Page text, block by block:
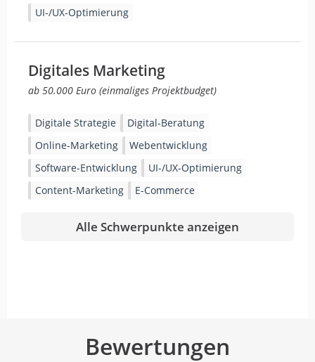
UI-/UX-Optimierung
Digitales Marketing
ab 50.000 Euro (einmaliges Projektbudget)
Digitale Strategie
Digital-Beratung
Online-Marketing
Webentwicklung
Software-Entwicklung
UI-/UX-Optimierung
Content-Marketing
E-Commerce
Alle Schwerpunkte anzeigen
Bewertungen